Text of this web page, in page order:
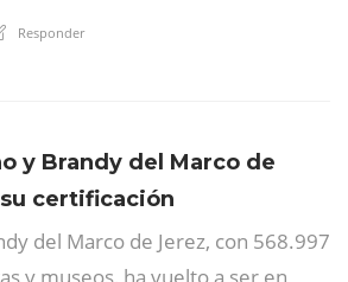
Responder
y Brandy del Marco de
certificación
del Marco de Jerez, con 568.997
y museos, ha vuelto a ser en